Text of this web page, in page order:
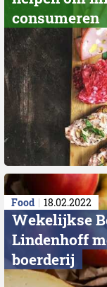
consumeren
Food 18.02.2022
Wekelijkse
Lindenhoff
boerderij